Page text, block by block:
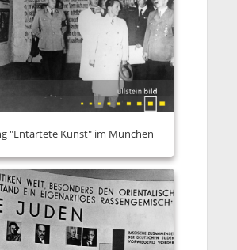
"Entartete Kunst" im München